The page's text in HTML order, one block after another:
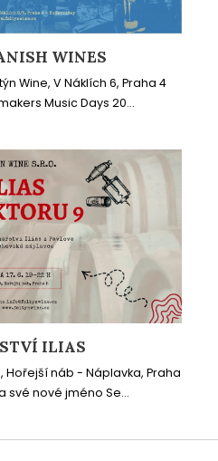
WINES
Wine, V Náklích 6, Praha 4
Music Days 20...
ILIAS
Hořejší náb - Náplavka, Praha
své nové jméno Se...